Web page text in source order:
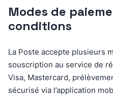
Modes de
conditions
La Poste accepte plusieurs
souscription au service de
Visa, Mastercard,
sécurisé via l’application